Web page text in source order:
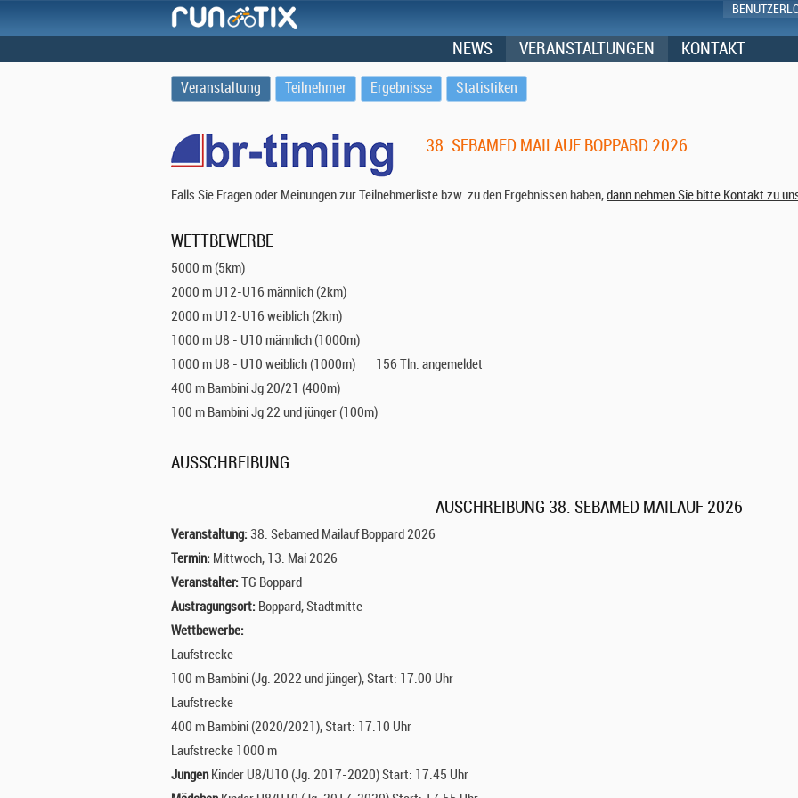
NEWS VERANSTALTUNGEN KONTAKT
Veranstaltung Teilnehmer Ergebnisse Statistiken
38. SEBAMED MAILAUF BOPPARD 2026
Falls Sie Fragen oder Meinungen zur Teilnehmerliste bzw. zu den Ergebnissen haben,dann nehmen Sie bitte Kontakt zu
WETTBEWERBE
5000 m (5km)
2000 m U12-U16 männlich (2km)
2000 m U12-U16 weiblich (2km)
1000 m U8 - U10 männlich (1000m)
1000 m U8 - U10 weiblich (1000m)
156 Tln. angemeldet
400 m Bambini Jg 20/21 (400m)
100 m Bambini Jg 22 und jünger (100m)
AUSSCHREIBUNG
AUSCHREIBUNG 38. SEBAMED MAILAUF 2026
Veranstaltung: 38. Sebamed Mailauf Boppard 2026
Termin: Mittwoch, 13. Mai 2026
Veranstalter: TG Boppard
Austragungsort: Boppard, Stadtmitte
Wettbewerbe:
Laufstrecke
100 m Bambini (Jg. 2022 und jünger), Start: 17.00 Uhr
Laufstrecke
400 m Bambini (2020/2021), Start: 17.10 Uhr
Laufstrecke 1000 m
JungenKinder U8/U10 (Jg. 2017-2020) Start: 17.45 Uhr